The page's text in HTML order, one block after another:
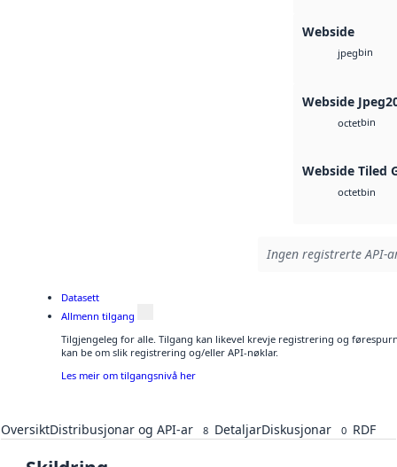
Webside
jpegbin
Webside
octetbin
Webside Tiled
octetbin
Ingen registrerte API-
Datasett
Allmenn tilgang
Tilgjengeleg for alle. Tilgang kan likevel krevje registrering og
kan be om slik registrering og/eller API-nøklar.
Les meir om tilgangsnivå her
OversiktDistribusjonar og API-ar 8 DetaljarDiskusjonar 0 RDF